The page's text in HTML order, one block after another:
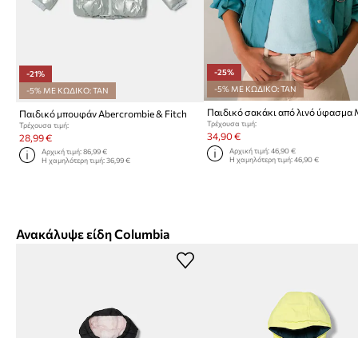
-21%
-5% ΜΕ ΚΩΔΙΚΟ: TAN
Παιδικό μπουφάν Abercrombie & Fitch
Τρέχουσα τιμή:
28,99 €
Αρχική τιμή:86,99 €
Η χαμηλότερη τιμή:36,99 €
-25%
-5% ΜΕ ΚΩΔΙΚΟ: TAN
Τρέχουσα τιμή:
34,90 €
Αρχική τιμή: 46,90 €
Η χαμηλότερη τιμή: 46,90 €
Ανακάλυψε είδη Columbia